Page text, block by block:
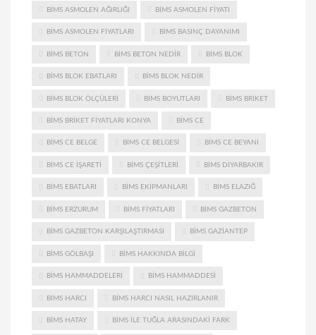
BIMS ASMOLEN AĞIRLIĞI BIMS ASMOLEN FIYATI
BIMS ASMOLEN FIYATLARI BIMS BASINÇ DAYANIMI
BIMS BETON BIMS BETON NEDIR BIMS BLOK
BIMS BLOK EBATLARI BIMS BLOK NEDIR
BIMS BLOK ÖLÇÜLERI BIMS BOYUTLARI BIMS BRIKET
BIMS BRIKET FIYATLARI KONYA BIMS CE
BIMS CE BELGE BIMS CE BELGESI BIMS CE BEYANI
BIMS CE IŞARETI BIMS ÇEŞITLERI BIMS DIYARBAKIR
BIMS EBATLARI BIMS EKIPMANLARI BIMS ELAZIĞ
BIMS ERZURUM BIMS FIYATLARI BIMS GAZBETON
BIMS GAZBETON KARŞILAŞTIRMASI BIMS GAZIANTEP
BIMS GÖLBAŞI BIMS HAKKINDA BILGI
BIMS HAMMADDELERI BIMS HAMMADDESI
BIMS HARCI BIMS HARCI NASIL HAZIRLANIR
BIMS HATAY BIMS ILE TUĞLA ARASINDAKI FARK